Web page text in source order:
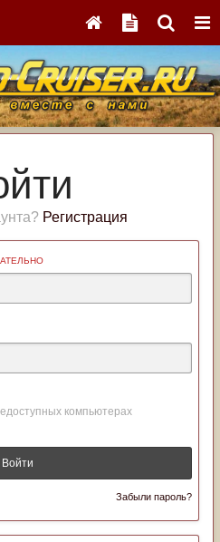
Регистрация
компьютерах
Войти
Забыли пароль?